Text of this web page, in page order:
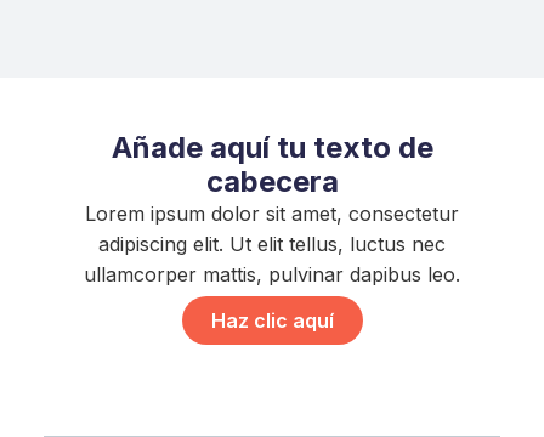
Añade aquí tu texto de
cabecera
Lorem ipsum dolor sit amet, consectetur
adipiscing elit. Ut elit tellus, luctus nec
ullamcorper mattis, pulvinar dapibus leo.
Haz clic aquí